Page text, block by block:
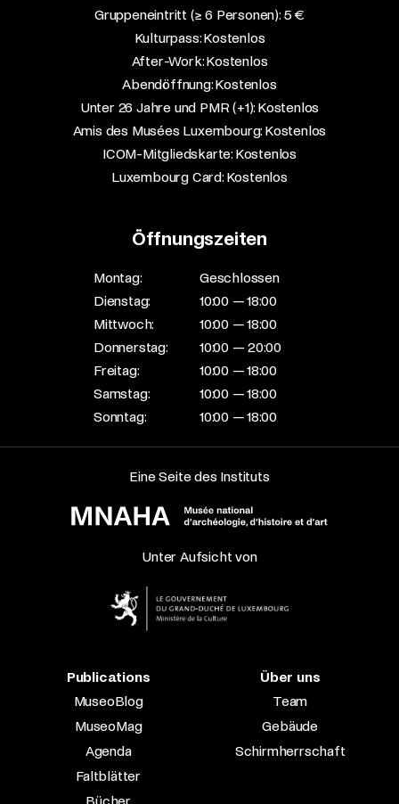
Gruppeneintritt (≥ 6 Personen): 5 €​
Kulturpass: Kostenlos​
After-Work: Kostenlos​
Abendöffnung: Kostenlos​
Unter 26 Jahre und PMR (+1): Kostenlos​
Amis des Musées Luxembourg: Kostenlos​
ICOM-Mitgliedskarte: Kostenlos​
Luxembourg Card: Kostenlos
Öffnungszeiten
Montag:
Geschlossen
Dienstag:
10:00 — 18:00
Mittwoch:
10:00 — 18:00
Donnerstag:
10:00 — 20:00
Freitag:
10:00 — 18:00
Samstag:
10:00 — 18:00
Sonntag:
10:00 — 18:00
Eine Seite des Instituts
Unter Aufsicht von
Publications
MuseoBlog
MuseoMag
Agenda
Faltblätter
Bücher
Über uns
Team
Gebäude
Schirmherrschaft